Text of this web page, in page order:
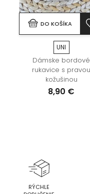
DO KOŠÍKA
UNI
Dámske bordové
rukavice s pravou
kožušinou
8,90 €
RÝCHLE